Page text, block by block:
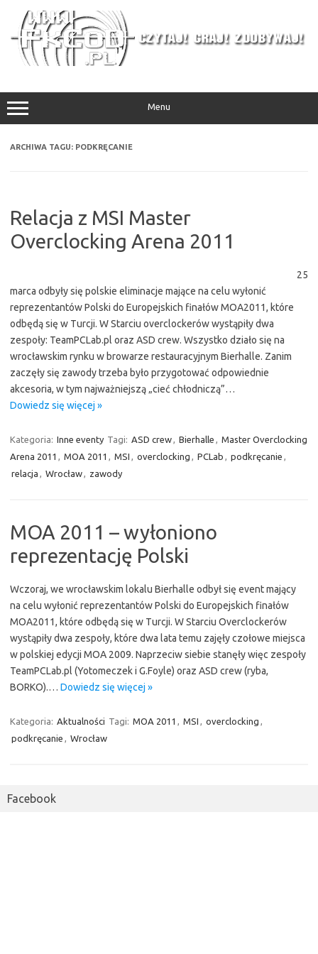
treści
Menu
ARCHIWA TAGU: PODKRĘCANIE
Relacja z MSI Master
Overclocking Arena 2011
25
marca odbyły się polskie eliminacje mające na celu wyłonić
reprezentantów Polski do Europejskich finałów MOA2011, które
odbędą się w Turcji. W Starciu overclockerów wystąpiły dwa
zespoły: TeamPCLab.pl oraz ASD crew. Wszystko działo się na
wrocławskim rynku w browarze restauracyjnym Bierhalle. Zanim
zaczęły się zawody trzeba było przygotować odpowiednie
akcesoria, w tym najważniejszą „cieć chłodniczą”…
Dowiedz się więcej »
Kategoria: Inne eventy Tagi: ASD crew Bierhalle
Master Overclocking
Arena 2011
MOA 2011 MSI overclocking PCLab podkręcanie
relacja
Wrocław zawody
MOA 2011 – wyłoniono
reprezentację Polski
Wczoraj, we wrocławskim lokalu Bierhalle odbył się event mający
na celu wyłonić reprezentantów Polski do Europejskich finałów
MOA2011, które odbędą się w Turcji. W Starciu Overclockerów
wystąpiły dwa zespoły, które dwa lata temu zajęły czołowe miejsca
w polskiej edycji MOA 2009. Naprzeciw siebie stanęły więc zespoły
TeamPCLab.pl (Yotomeczek i G.Foyle) oraz ASD crew (ryba,
BORKO).… Dowiedz się więcej »
Kategoria: Aktualności Tagi: MOA 2011 MSI overclocking
podkręcanie
Wrocław
Facebook